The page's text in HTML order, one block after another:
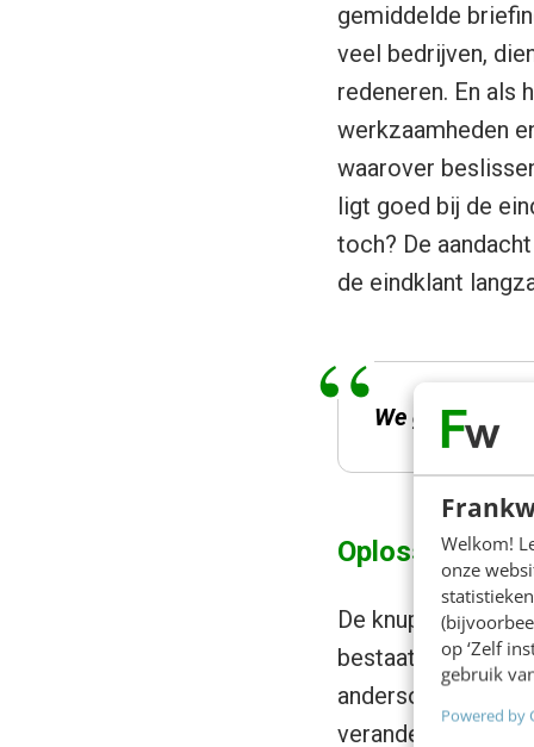
Welkom!
onze
op ‘Zelf
gebruik
Powered by
gemiddelde
veel bedrijven,
redeneren. En als
werkzaamheden
waarover
ligt goed bij de
toch? De
de eindklant
We gebruiken
Oplossing
De knuppel mag
bestaat dankzij
andersom. De
veranderen van